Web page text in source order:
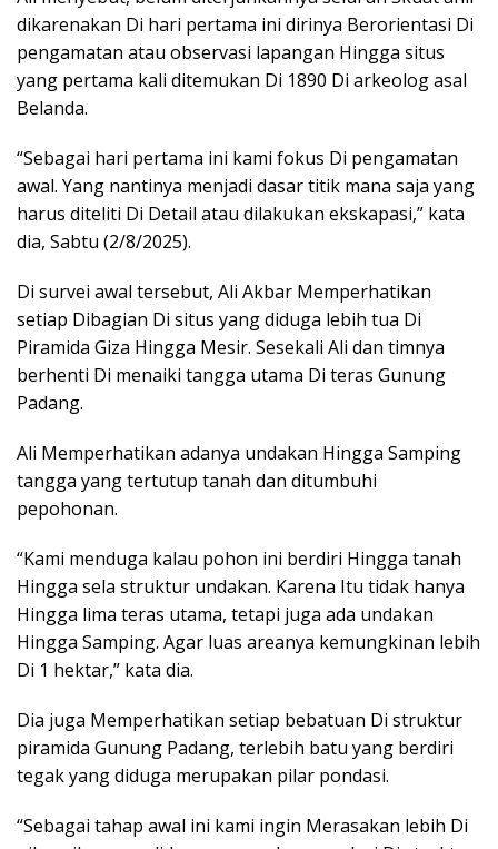
dikarenakan Di hari pertama ini dirinya Berorientasi Di
pengamatan atau observasi lapangan Hingga situs
yang pertama kali ditemukan Di 1890 Di arkeolog asal
Belanda.
“Sebagai hari pertama ini kami fokus Di pengamatan
awal. Yang nantinya menjadi dasar titik mana saja yang
harus diteliti Di Detail atau dilakukan ekskapasi,” kata
dia, Sabtu (2/8/2025).
Di survei awal tersebut, Ali Akbar Memperhatikan
setiap Dibagian Di situs yang diduga lebih tua Di
Piramida Giza Hingga Mesir. Sesekali Ali dan timnya
berhenti Di menaiki tangga utama Di teras Gunung
Padang.
Ali Memperhatikan adanya undakan Hingga Samping
tangga yang tertutup tanah dan ditumbuhi
pepohonan.
“Kami menduga kalau pohon ini berdiri Hingga tanah
Hingga sela struktur undakan. Karena Itu tidak hanya
Hingga lima teras utama, tetapi juga ada undakan
Hingga Samping. Agar luas areanya kemungkinan lebih
Di 1 hektar,” kata dia.
Dia juga Memperhatikan setiap bebatuan Di struktur
piramida Gunung Padang, terlebih batu yang berdiri
tegak yang diduga merupakan pilar pondasi.
“Sebagai tahap awal ini kami ingin Merasakan lebih Di